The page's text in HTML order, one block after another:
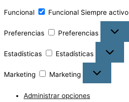
Funcional Funcional Siempre activo
Preferencias Preferencias
Estadísticas Estadísticas
Marketing Marketing
Administrar opciones